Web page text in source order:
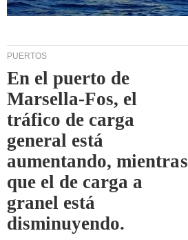
PUERTOS
En el puerto de
Marsella-Fos, el
tráfico de carga
general está
aumentando, mientras
que el de carga a
granel está
disminuyendo.